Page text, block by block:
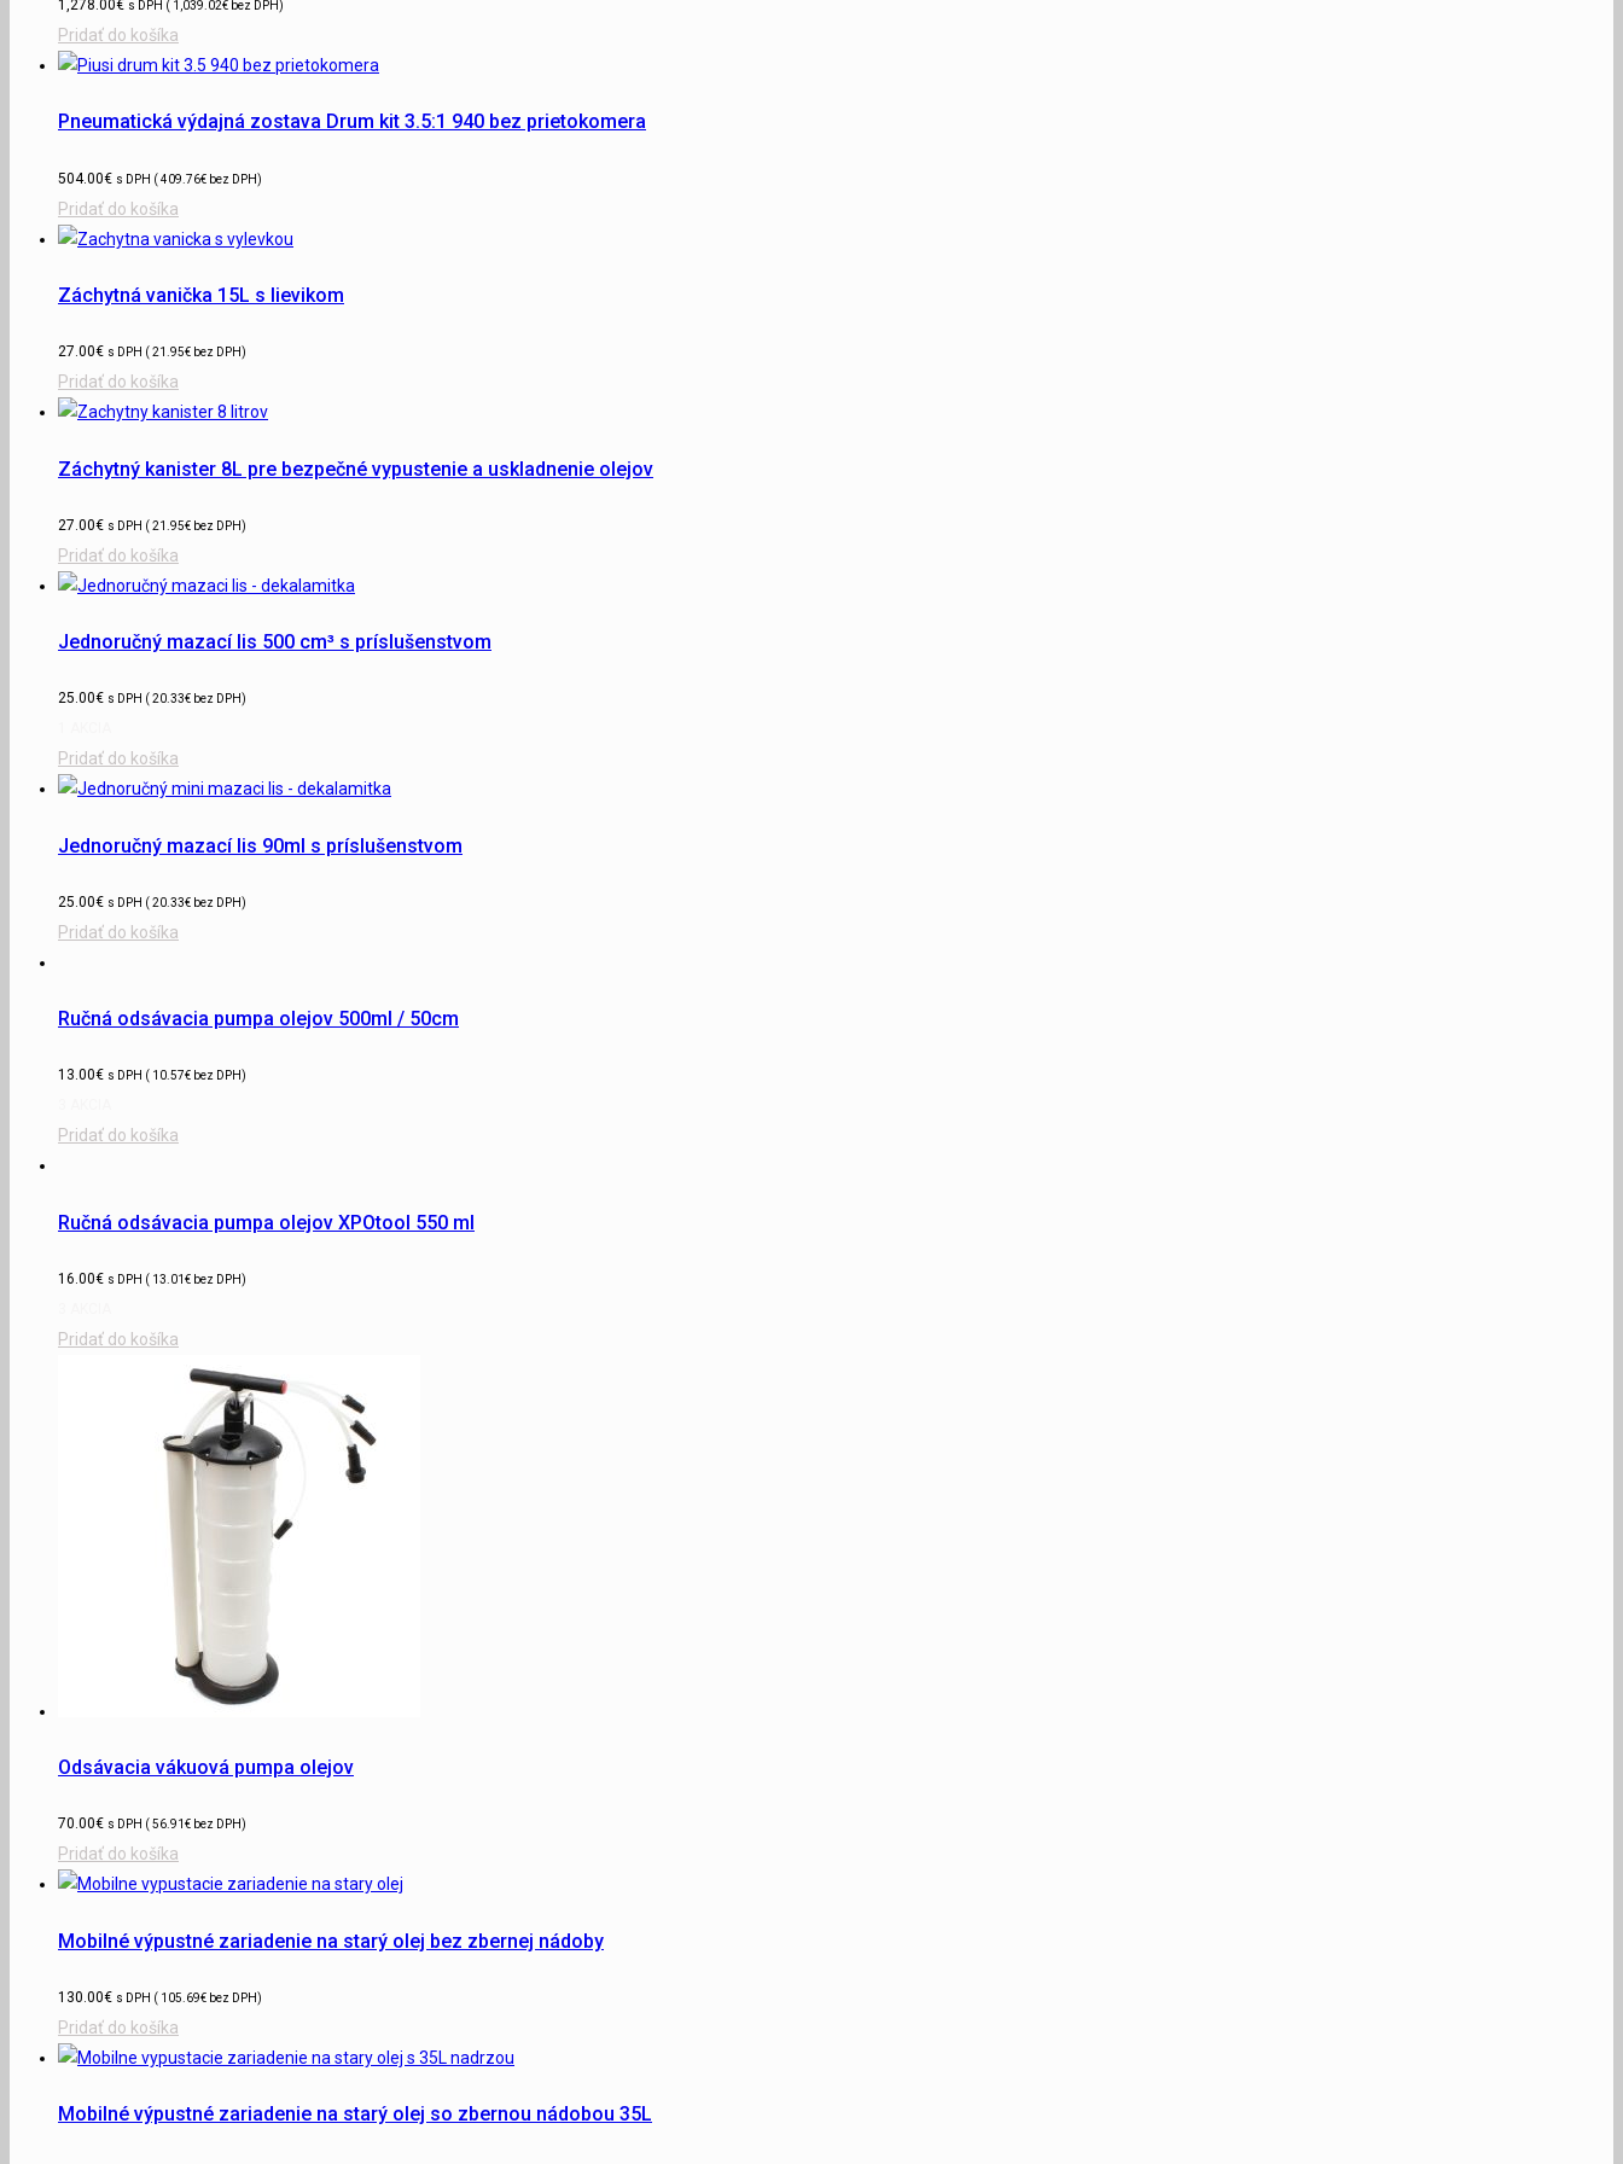
1,278.00€ s DPH ( 1,039.02€ bez DPH)
Pridať do košíka
Pneumatická výdajná zostava Drum kit 3.5:1 940 bez prietokomera
504.00€ s DPH ( 409.76€ bez DPH)
Pridať do košíka
Záchytná vanička 15L s lievikom
27.00€ s DPH ( 21.95€ bez DPH)
Pridať do košíka
Záchytný kanister 8L pre bezpečné vypustenie a uskladnenie olejov
27.00€ s DPH ( 21.95€ bez DPH)
Pridať do košíka
Jednoručný mazací lis 500 cm³ s príslušenstvom
25.00€ s DPH ( 20.33€ bez DPH)
Pridať do košíka
Jednoručný mazací lis 90ml s príslušenstvom
25.00€ s DPH ( 20.33€ bez DPH)
Pridať do košíka
Ručná odsávacia pumpa olejov 500ml / 50cm
13.00€ s DPH ( 10.57€ bez DPH)
Pridať do košíka
Ručná odsávacia pumpa olejov XPOtool 550 ml
16.00€ s DPH ( 13.01€ bez DPH)
Pridať do košíka
Odsávacia vákuová pumpa olejov
70.00€ s DPH ( 56.91 € bez DPH)
Pridať do košíka
Mobilné výpustné zariadenie na starý olej bez zbernej nádoby
130.00€ s DPH ( 105.69€ bez DPH)
Pridať do košíka
Mobilné výpustné zariadenie na starý olej so zbernou nádobou 35L